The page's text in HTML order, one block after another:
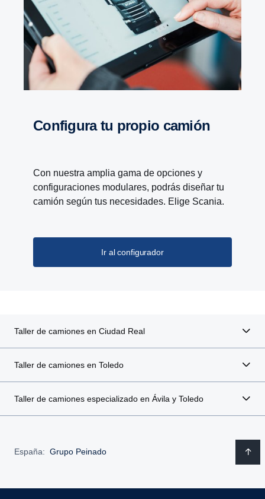
Confi­gura tu propio camión
Con nuestra amplia gama de opciones y
configuraciones modulares, podrás diseñar tu
camión según tus necesidades. Elige Scania.
Ir al configurador
Taller de camiones en Ciudad Real
Taller de camiones en Toledo
Taller de camiones especializado en Ávila y Toledo
España: Grupo Peinado